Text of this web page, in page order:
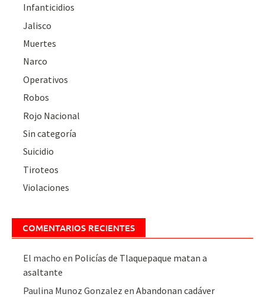
Infanticidios
Jalisco
Muertes
Narco
Operativos
Robos
Rojo Nacional
Sin categoría
Suicidio
Tiroteos
Violaciones
COMENTARIOS RECIENTES
El macho en Policías de Tlaquepaque matan a
asaltante
Paulina Munoz Gonzalez enAbandonan cadáver